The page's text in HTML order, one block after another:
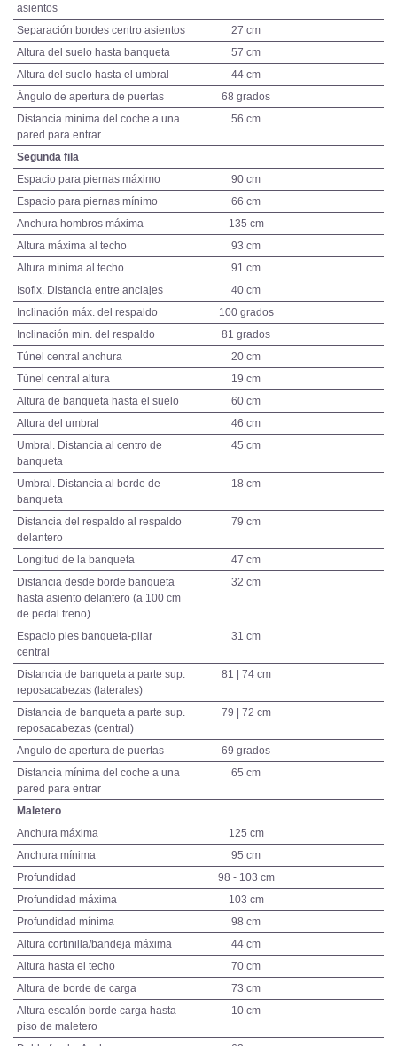
asientos
Separación bordes centro asientos
27 cm
Altura del suelo hasta banqueta
57 cm
Altura del suelo hasta el umbral
44 cm
Ángulo de apertura de puertas
68 grados
Distancia mínima del coche a una
pared para entrar
56 cm
Segunda fila
Espacio para piernas máximo
90 cm
Espacio para piernas mínimo
66 cm
Anchura hombros máxima
135 cm
Altura máxima al techo
93 cm
Altura mínima al techo
91 cm
Isofix. Distancia entre anclajes
40 cm
Inclinación máx. del respaldo
100 grados
Inclinación min. del respaldo
81 grados
Túnel central anchura
20 cm
Túnel central altura
19 cm
Altura de banqueta hasta el suelo
60 cm
Altura del umbral
46 cm
Umbral. Distancia al centro de
banqueta
45 cm
Umbral. Distancia al borde de
banqueta
18 cm
Distancia del respaldo al respaldo
delantero
79 cm
Longitud de la banqueta
47 cm
Distancia desde borde banqueta
hasta asiento delantero (a 100 cm
de pedal freno)
32 cm
Espacio pies banqueta-pilar
central
31 cm
Distancia de banqueta a parte sup.
reposacabezas (laterales)
81 | 74 cm
Distancia de banqueta a parte sup.
reposacabezas (central)
79 | 72 cm
Angulo de apertura de puertas
69 grados
Distancia mínima del coche a una
pared para entrar
65 cm
Maletero
Anchura máxima
125 cm
Anchura mínima
95 cm
Profundidad
98 - 103 cm
Profundidad máxima
103 cm
Profundidad mínima
98 cm
Altura cortinilla/bandeja máxima
44 cm
Altura hasta el techo
70 cm
Altura de borde de carga
73 cm
Altura escalón borde carga hasta
piso de maletero
10 cm